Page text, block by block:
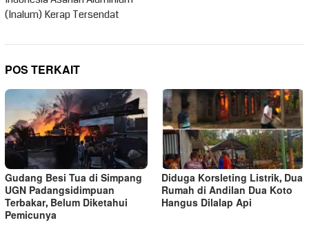
(Inalum) Kerap Tersendat
POS TERKAIT
Gudang Besi Tua di Simpang
UGN Padangsidimpuan
Terbakar, Belum Diketahui
Pemicunya
Diduga Korsleting Listrik, Dua
Rumah di Andilan Dua Koto
Hangus Dilalap Api